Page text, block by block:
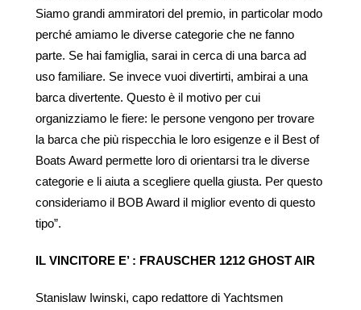
Siamo grandi ammiratori del premio, in particolar modo
perché amiamo le diverse categorie che ne fanno
parte. Se hai famiglia, sarai in cerca di una barca ad
uso familiare. Se invece vuoi divertirti, ambirai a una
barca divertente. Questo è il motivo per cui
organizziamo le fiere: le persone vengono per trovare
la barca che più rispecchia le loro esigenze e il Best of
Boats Award permette loro di orientarsi tra le diverse
categorie e li aiuta a scegliere quella giusta. Per questo
consideriamo il BOB Award il miglior evento di questo
tipo”.
IL VINCITORE E’ : FRAUSCHER 1212 GHOST AIR
Stanislaw Iwinski, capo redattore di Yachtsmen